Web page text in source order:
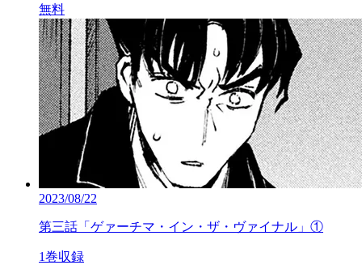
無料
2023/08/22
第三話「ゲァーチマ・イン・ザ・ヴァイナル」①
1巻収録